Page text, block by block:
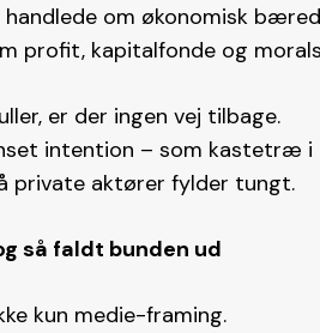
om økonomisk
profit, kapitalfonde og
er der ingen vej tilbage.
intention – som kastetræ i
private aktører fylder tungt.
så faldt bunden ud
kun medie-framing.